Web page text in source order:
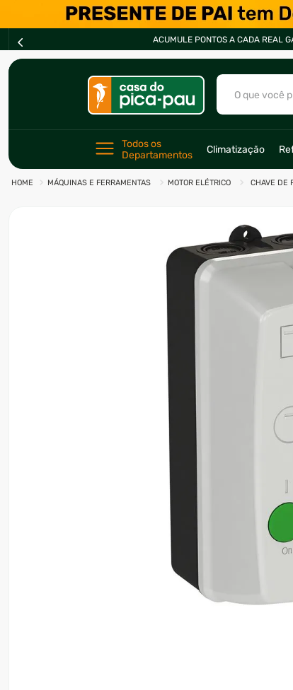
ACUMULE PONTOS A CADA REAL
O que você
Todos os
Departamentos
Climatização
MÁQUINAS E FERRAMENTAS MOTOR ELÉTRICO CHAVE DE
freezer
4
fogão
5º
cervejeira